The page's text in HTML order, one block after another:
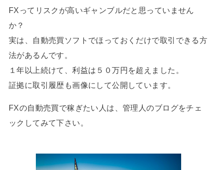
FXってリスクが高いギャンブルだと思っていません
か？
実は、自動売買ソフトでほっておくだけで取引できる方
法があるんです。
１年以上続けて、利益は５０万円を超えました。
証拠に取引履歴も画像にして公開しています。
FXの自動売買で稼ぎたい人は、管理人のブログをチェ
ックしてみて下さい。